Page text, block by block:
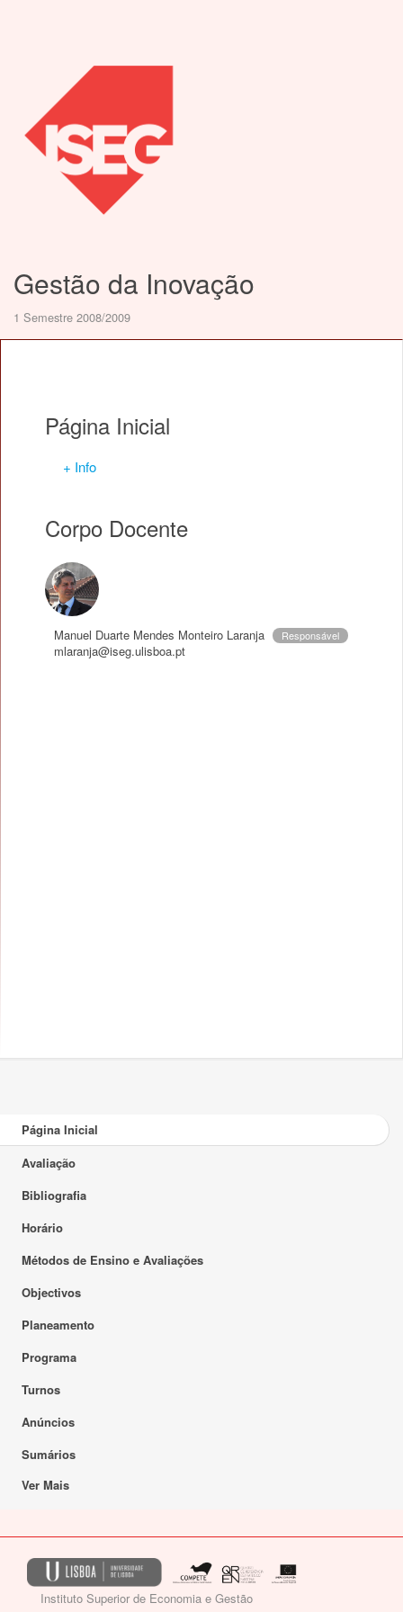
Gestão da Inovação
1 Semestre 2008/2009
Página Inicial
+ Info
Corpo Docente
Manuel Duarte Mendes Monteiro Laranja Responsável
mlaranja@iseg.ulisboa.pt
Página Inicial
Avaliação
Bibliografia
Horário
Métodos de Ensino e Avaliações
Objectivos
Planeamento
Programa
Turnos
Anúncios
Sumários
Ver Mais
Instituto Superior de Economia e Gestão